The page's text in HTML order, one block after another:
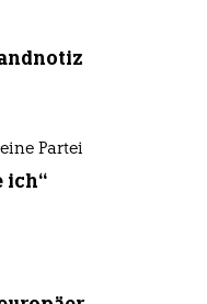
Partei
ich“